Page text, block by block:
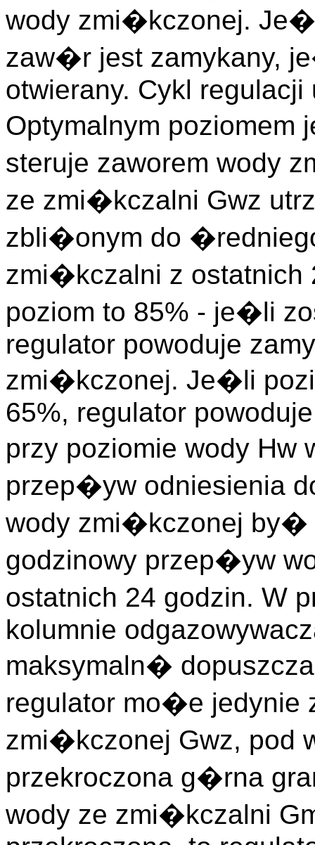
wody zmi�kczonej.
zaw�r jest zamykany,
otwierany. Cykl
Optymalnym poziomem
steruje zaworem wody
ze zmi�kczalni Gwz
zbli�onym do
zmi�kczalni z ostatnich
poziom to 85% - je�li
regulator powoduje
zmi�kczonej. Je�li
65%, regulator
przy poziomie wody
przep�yw odniesienia
wody zmi�kczonej
godzinowy przep�yw
ostatnich 24 godzin. W
kolumnie
maksymaln�
regulator mo�e
zmi�kczonej Gwz, pod
przekroczona g�rna
wody ze zmi�kczalni